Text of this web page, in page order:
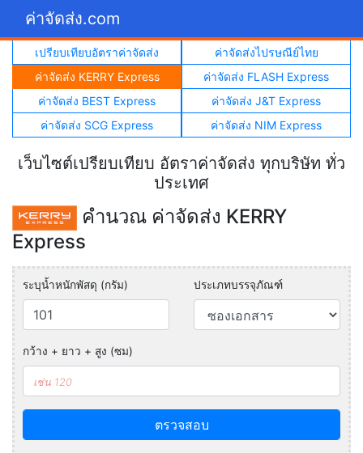
ค่าจัดส่ง.com
เปรียบเทียบอัตราค่าจัดส่ง
ค่าจัดส่งไปรษณีย์ไทย
ค่าจัดส่ง KERRY Express
ค่าจัดส่ง FLASH Express
ค่าจัดส่ง BEST Express
ค่าจัดส่ง J&T Express
ค่าจัดส่ง SCG Express
ค่าจัดส่ง NIM Express
เว็บไซต์เปรียบเทียบ อัตราค่าจัดส่ง ทุกบริษัท ทั่ว
ประเทศ
คำนวณ ค่าจัดส่ง KERRY
Express
ระบุน้ำหนักพัสดุ (กรัม) ประเภทบรรจุภัณฑ์
กว้าง + ยาว + สูง (ซม)
ตรวจสอบ